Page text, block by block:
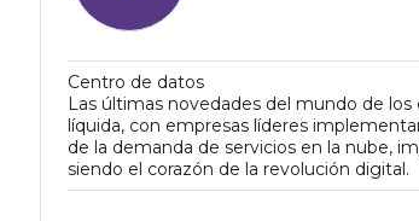
Centro de datos
Las últimas novedades del mundo de
líquida, con empresas líderes
de la demanda de servicios en la nube,
siendo el corazón de la revolución digital.